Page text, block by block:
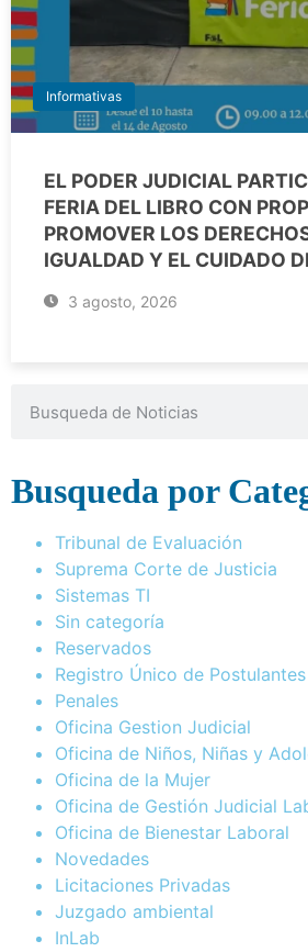
Informativas
EL PODER JUDICIAL
FERIA DEL LIBRO CON
PROMOVER LOS
IGUALDAD Y EL CUIDADO
3 agosto, 2026
Busqueda por
Tribunal de Evaluación
Suprema Corte de Justicia
Sistemas TI
Sin categoría
Reservados
Registro Único de
Penales
Oficina Gestion Judicial
Oficina de Niños, Niñas y
Oficina de la Mujer
Oficina de Gestión Judicial
Oficina de Bienestar Laboral
Novedades
Licitaciones Privadas
Juzgado ambiental
InLab